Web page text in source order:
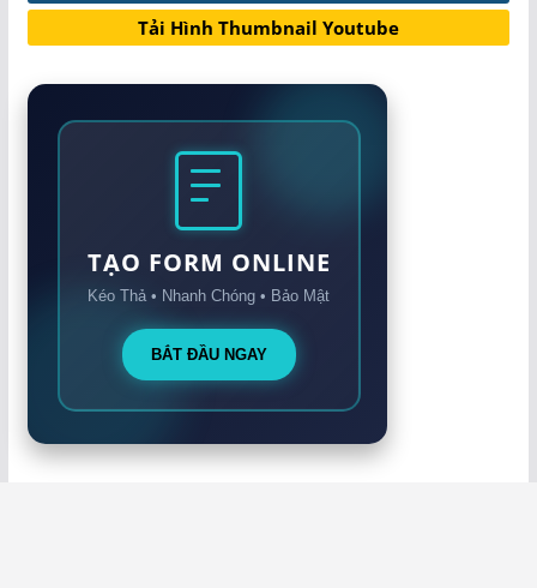
Tải Hình Thumbnail Youtube
TẠO FORM ONLINE
Kéo Thả • Nhanh Chóng • Bảo Mật
BẮT ĐẦU NGAY